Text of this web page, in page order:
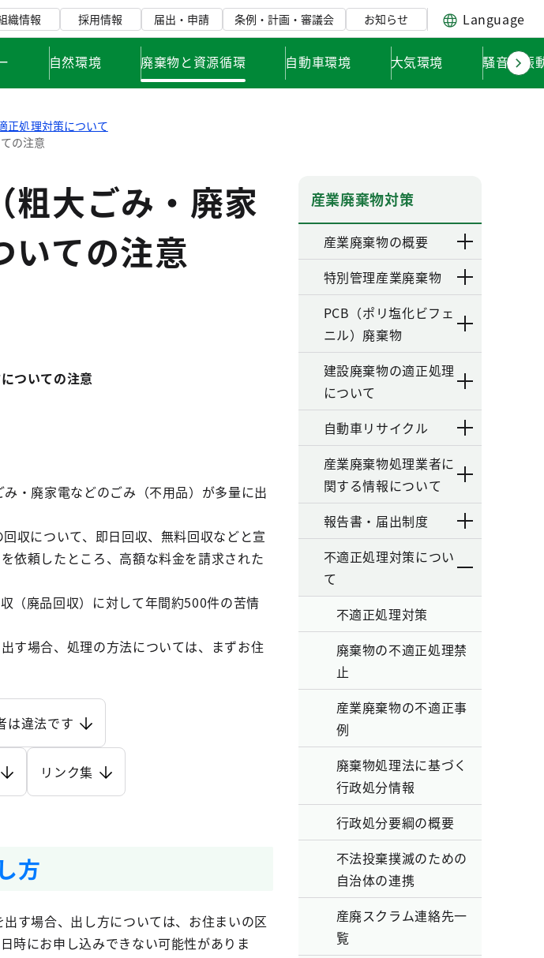
織情報 採用情報 届出・申請 条例・計画・審議会 お知らせ Language
自然環境 廃棄物と資源循環 自動車環境 大気環境 騒音・振
正処理対策について
の注意
粗大ごみ・廃家
いての注意
ついての注意
・廃家電などのごみ（不用品）が多量に出
収について、即日回収、無料回収などと宣
依頼したところ、高額な料金を請求された
（廃品回収）に対して年間約500件の苦情
す場合、処理の方法については、まずお住
は違法です
リンク集
方
す場合、出し方については、お住まいの区
時にお申し込みできない可能性がありま
産業廃棄物対策
産業廃棄物の概要
特別管理産業廃棄物
PCB（ポリ塩化ビフェ
ニル）廃棄物
建設廃棄物の適正処理
について
自動車リサイクル
産業廃棄物処理業者に
関する情報について
報告書・届出制度
不適正処理対策につい
て
不適正処理対策
廃棄物の不適正処理禁
止
産業廃棄物の不適正事
例
廃棄物処理法に基づく
行政処分情報
行政処分要綱の概要
不法投棄撲滅のための
自治体の連携
産廃スクラム連絡先一
覧